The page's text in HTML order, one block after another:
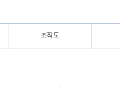
조직도